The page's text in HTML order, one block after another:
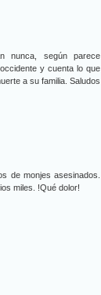
nunca, según parece
y cuenta lo que
a su familia. Saludos
de monjes asesinados.
miles. !Qué dolor!